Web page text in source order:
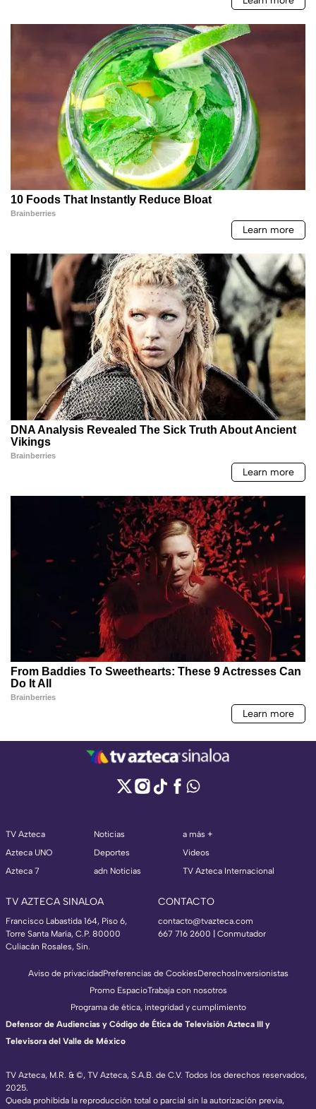
TV Azteca
Azteca UNO
Azteca 7
Noticias
Deportes
adn Noticias
a más +
Videos
TV Azteca Internacional
TV AZTECA SINALOA
Francisco Labastida 164, Piso 6,
Torre Santa María, C.P. 80000
Culiacán Rosales, Sin.
CONTACTO
contacto@tvazteca.com
667 716 2600 | Conmutador
TV Azteca, M.R. & ©, TV Azteca, S.A.B. de C.V. Todos los derechos reservados,
2025.
Queda prohibida la reproducción total o parcial sin la autorización previa,
Aviso de privacidadPreferencias de CookiesDerechosInversionistas
Promo EspacioTrabaja con nosotros
Programa de ética, integridad y cumplimiento
Defensor de Audiencias y Código de Ética de Televisión Azteca III y
Televisora del Valle de México